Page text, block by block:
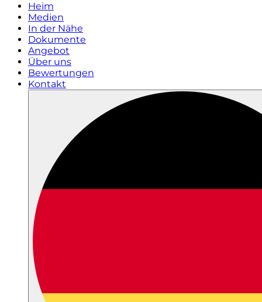
Heim
Medien
In der Nähe
Dokumente
Angebot
Über uns
Bewertungen
Kontakt